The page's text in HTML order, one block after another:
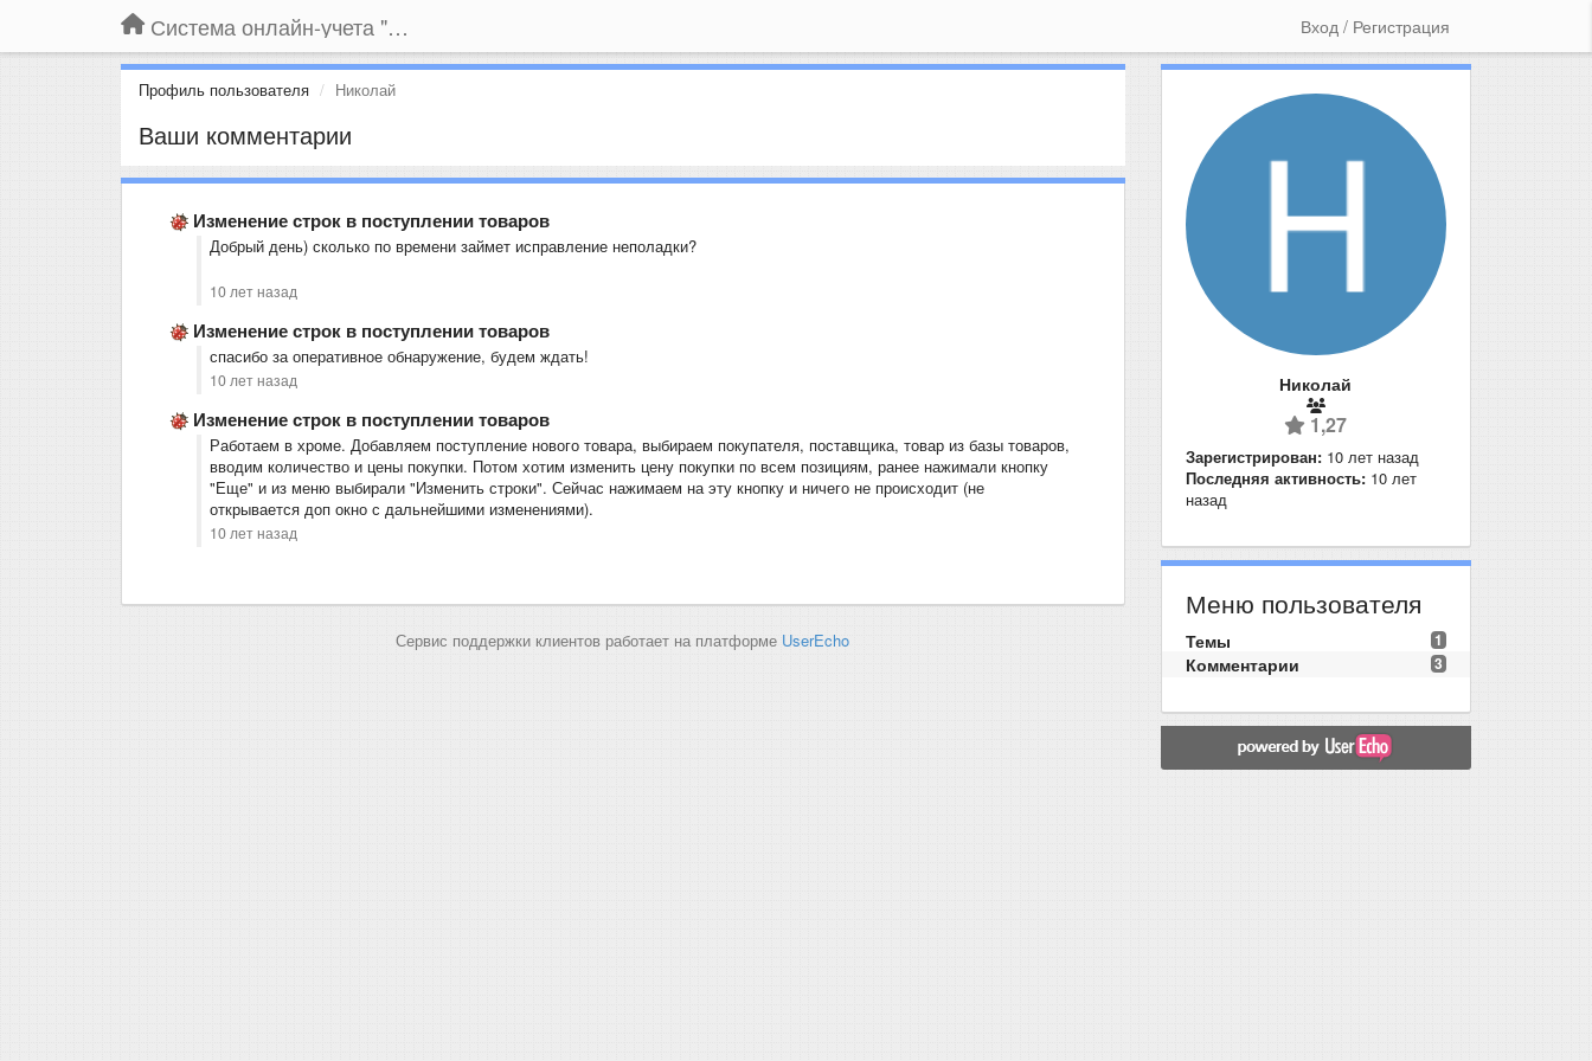
Система онлайн-учета "Большая Птица" Вход / Регистрация
Профиль пользователя Николай
Ваши комментарии
Изменение строк в поступлении товаров
Добрый день) сколько по времени займет исправление неполадки?
10 лет назад
Изменение строк в поступлении товаров
спасибо за оперативное обнаружение, будем ждать!
10 лет назад
Изменение строк в поступлении товаров
Работаем в хроме. Добавляем поступление нового товара, выбираем покупателя, поставщика, товар из базы товаров,
вводим количество и цены покупки. Потом хотим изменить цену покупки по всем позициям, ранее нажимали кнопку
"Еще" и из меню выбирали "Изменить строки". Сейчас нажимаем на эту кнопку и ничего не происходит (не
открывается доп окно с дальнейшими изменениями).
10 лет назад
Сервис поддержки клиентов работает на платформе UserEcho
Николай
1,27
Зарегистрирован: 10 лет назад
Последняя активность: 10 лет
назад
Меню пользователя
1
Темы
3
Комментарии